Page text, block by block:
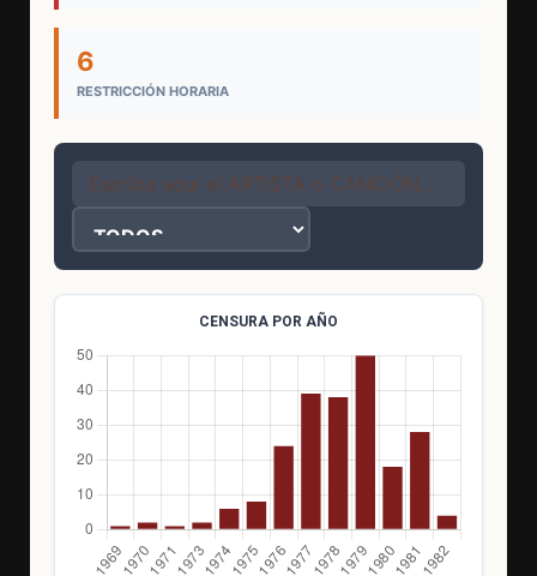
6
RESTRICCIÓN HORARIA
CENSURA POR AÑO